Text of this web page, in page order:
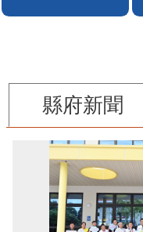
縣府新聞